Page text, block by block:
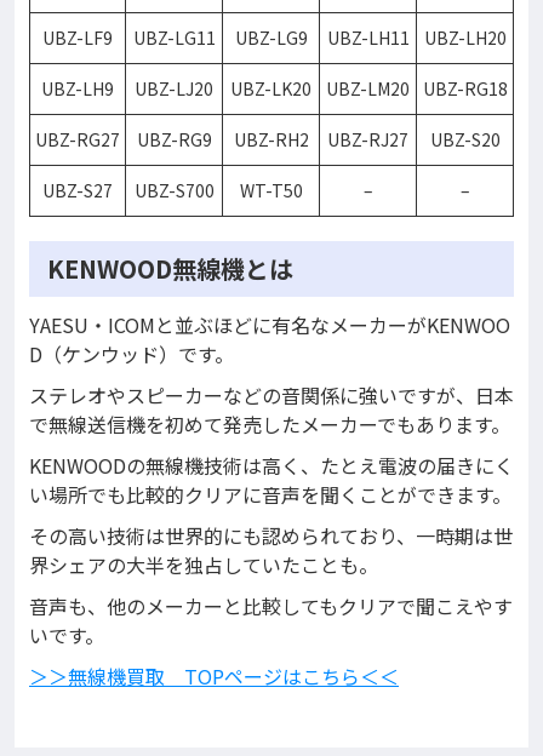
UBZ-LF9 UBZ-LG11 UBZ-LG9 UBZ-LH11 UBZ-LH20
UBZ-LH9 UBZ-LJ20 UBZ-LK20 UBZ-LM20 UBZ-RG18
UBZ-RG27 UBZ-RG9 UBZ-RH2 UBZ-RJ27 UBZ-S20
UBZ-S27 UBZ-S700 WT-T50 – –
KENWOOD無線機とは
YAESU・ICOMと並ぶほどに有名なメーカーがKENWOO
D（ケンウッド）です。
ステレオやスピーカーなどの音関係に強いですが、日本
で無線送信機を初めて発売したメーカーでもあります。
KENWOODの無線機技術は高く、たとえ電波の届きにく
い場所でも比較的クリアに音声を聞くことができます。
その高い技術は世界的にも認められており、一時期は世
界シェアの大半を独占していたことも。
音声も、他のメーカーと比較してもクリアで聞こえやす
いです。
＞＞無線機買取 TOPページはこちら＜＜